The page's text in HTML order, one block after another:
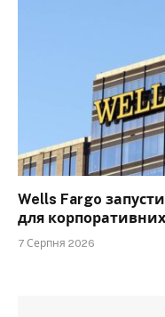
Wells Fargo
для
7 Серпня 2026